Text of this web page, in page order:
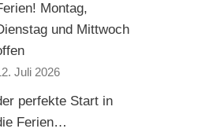
Montag,
und Mittwoch
Juli 2026
perfekte Start in
Ferien…